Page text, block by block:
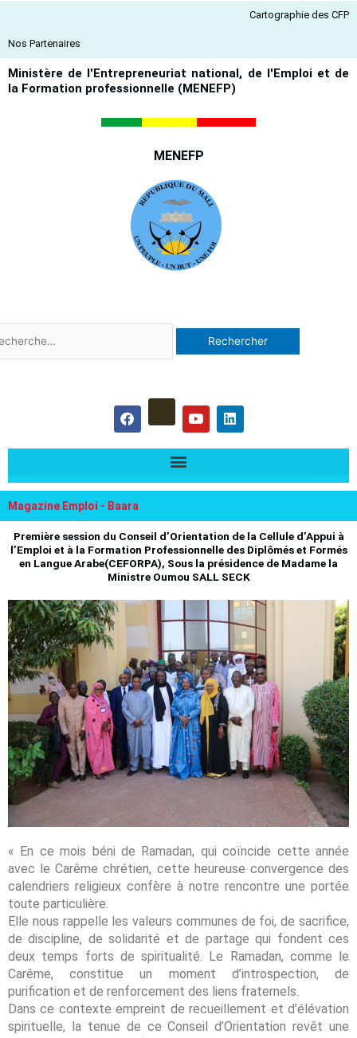
contenu
Cartographie des CFP
Nos Partenaires
Ministère de l'Entrepreneuriat national, de l'Emploi et de
la Formation professionnelle (MENEFP)
MENEFP
:
F
a
c
e
o
Y
o
u
t
e
L
i
n
k
i
Magazine Emploi - Baara
Première session du Conseil d’Orientation de la Cellule d’Appui à
l’Emploi et à la Formation Professionnelle des Diplômés et Formés
en Langue Arabe(CEFORPA), Sous la présidence de Madame la
Ministre Oumou SALL SECK
« En ce mois béni de Ramadan, qui coïncide cette année
avec le Carême chrétien, cette heureuse convergence des
calendriers religieux confère à notre rencontre une portée
toute particulière.
Elle nous rappelle les valeurs communes de foi, de sacrifice,
de discipline, de solidarité et de partage qui fondent ces
deux temps forts de spiritualité. Le Ramadan, comme le
Carême, constitue un moment d’introspection, de
purification et de renforcement des liens fraternels.
Dans ce contexte empreint de recueillement et d’élévation
spirituelle, la tenue de ce Conseil d’Orientation revêt une